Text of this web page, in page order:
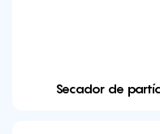
Secador de